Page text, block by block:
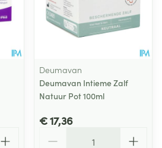
Deumavan
Deumavan Intieme Zalf
Natuur Pot 100ml
€ 17,36